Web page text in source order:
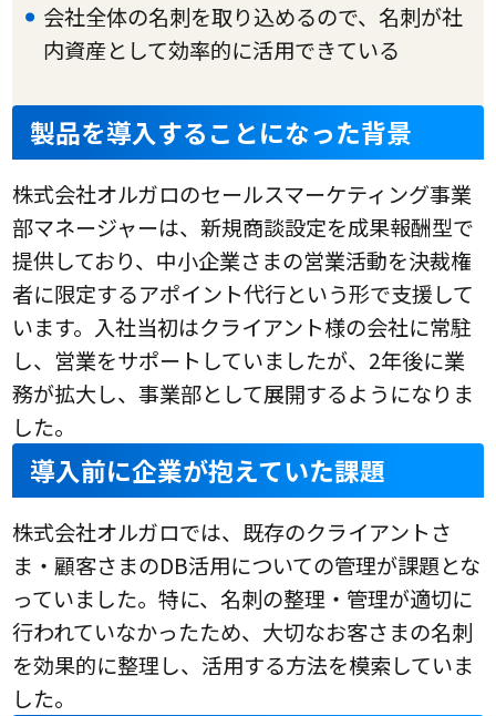
会社全体の名刺を取り込めるので、名刺が社
内資産として効率的に活用できている
製品を導入することになった背景
株式会社オルガロのセールスマーケティング事業
部マネージャーは、新規商談設定を成果報酬型で
提供しており、中小企業さまの営業活動を決裁権
者に限定するアポイント代行という形で支援して
います。入社当初はクライアント様の会社に常駐
し、営業をサポートしていましたが、2年後に業
務が拡大し、事業部として展開するようになりま
した。
導入前に企業が抱えていた課題
株式会社オルガロでは、既存のクライアントさ
ま・顧客さまのDB活用についての管理が課題とな
っていました。特に、名刺の整理・管理が適切に
行われていなかったため、大切なお客さまの名刺
を効果的に整理し、活用する方法を模索していま
した。